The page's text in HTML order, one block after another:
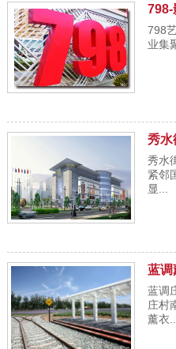
798-
798
业集
秀水
秀水
紧邻
显...
蓝调
蓝调
庄村
薰衣...